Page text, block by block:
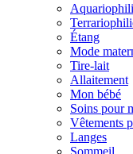
Étang
Mode
Tire-lait
Allaitement
Mon bébé
Soins pour
Vêtements
Langes
Sommeil